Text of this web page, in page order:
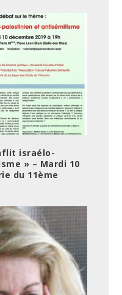
israélo-
» – Mardi 10
du 11ème